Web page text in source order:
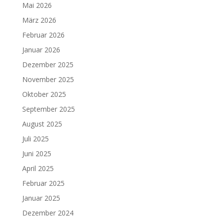
Mai 2026
März 2026
Februar 2026
Januar 2026
Dezember 2025
November 2025
Oktober 2025
September 2025
August 2025
Juli 2025
Juni 2025
April 2025
Februar 2025
Januar 2025
Dezember 2024